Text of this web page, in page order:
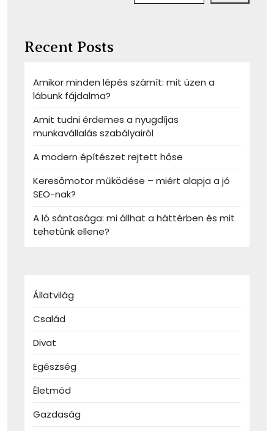
Recent Posts
Amikor minden lépés számít: mit üzen a
lábunk fájdalma?
Amit tudni érdemes a nyugdíjas
munkavállalás szabályairól
A modern építészet rejtett hőse
Keresőmotor működése – miért alapja a jó
SEO-nak?
A ló sántasága: mi állhat a háttérben és mit
tehetünk ellene?
Állatvilág
Család
Divat
Egészség
Életmód
Gazdaság